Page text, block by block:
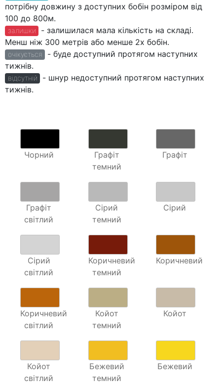
потрібну довжину з доступних бобін розміром від
100 до 800м.
залишки
- залишилася мала кількість на складі.
Менш ніж 300 метрів або менше 2х бобін.
очікується
- буде доступний протягом наступних
тижнів.
відсутній
- шнур недоступний протягом наступних
тижнів.
Чорний
Графіт
темний
Графіт
Графіт
світлий
Сірий
темний
Сірий
Сірий
світлий
Коричневий
темний
Коричневий
Коричневий
світлий
Койот
темний
Койот
Койот
світлий
Бежевий
темний
Бежевий